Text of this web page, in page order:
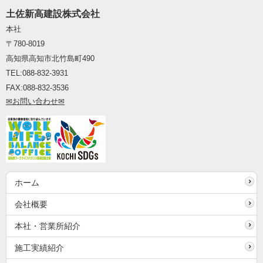
土佐新高建設株式会社
本社
〒780-8019
高知県高知市北竹島町490
TEL:088-832-3931
FAX:088-832-3536
✉お問い合わせ✉
ホーム
会社概要
本社・営業所紹介
施工実績紹介